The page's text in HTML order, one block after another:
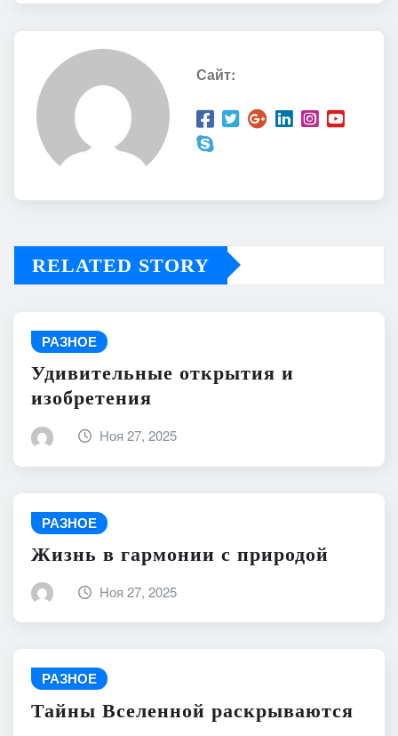
Сайт:
RELATED STORY
РАЗНОЕ
Удивительные открытия и
изобретения
Ноя 27, 2025
РАЗНОЕ
Жизнь в гармонии с природой
Ноя 27, 2025
РАЗНОЕ
Тайны Вселенной раскрываются